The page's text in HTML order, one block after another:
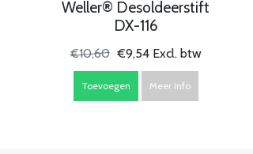
Weller® Desoldeerstift
DX-116
€10,60 €9,54 Excl. btw
Toevoegen Meer info